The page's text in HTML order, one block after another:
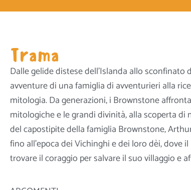
Trama
Dalle gelide distese dell’Islanda allo sconfinato
avventure di una famiglia di avventurieri alla
mitologia. Da generazioni, i Brownstone
mitologiche e le grandi divinità, alla scoperta di
del capostipite della famiglia Brownstone,
fino all’epoca dei Vichinghi e dei loro dèi, dove
trovare il coraggio per salvare il suo villaggio e